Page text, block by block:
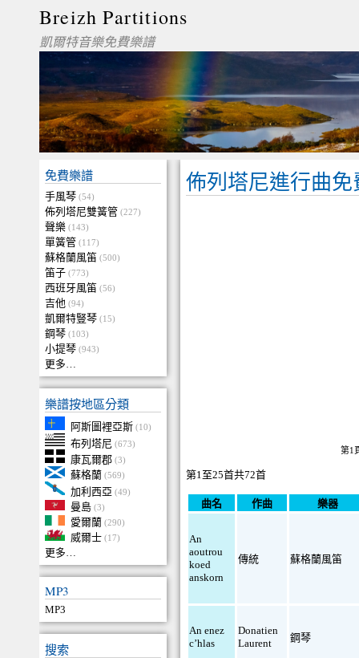
Breizh Partitions
凱爾特音樂免費樂譜
免費樂譜
手風琴 (54)
佈列塔尼雙簧管 (227)
聲樂 (143)
單簧管 (117)
蘇格蘭風笛 (500)
笛子 (773)
西班牙風笛 (56)
吉他 (94)
凱爾特豎琴 (15)
鋼琴 (103)
小提琴 (943)
更多…
樂譜按地區分類
阿斯圖裡亞斯 (10)
布列塔尼 (673)
康瓦爾郡 (3)
蘇格蘭 (569)
加利西亞 (49)
曼島 (3)
愛爾蘭 (290)
威爾士 (17)
更多…
MP3
MP3
搜索
佈列塔尼進行曲免
第1
第1至25首共72首
曲名 作曲 樂器
An
aoutrou
koed
anskorn
傳統 蘇格蘭風笛
An enez
c’hlas
Donatien
Laurent
鋼琴